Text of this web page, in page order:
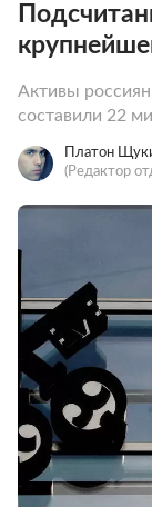
Активы
составили 22
Платон
(Редактор